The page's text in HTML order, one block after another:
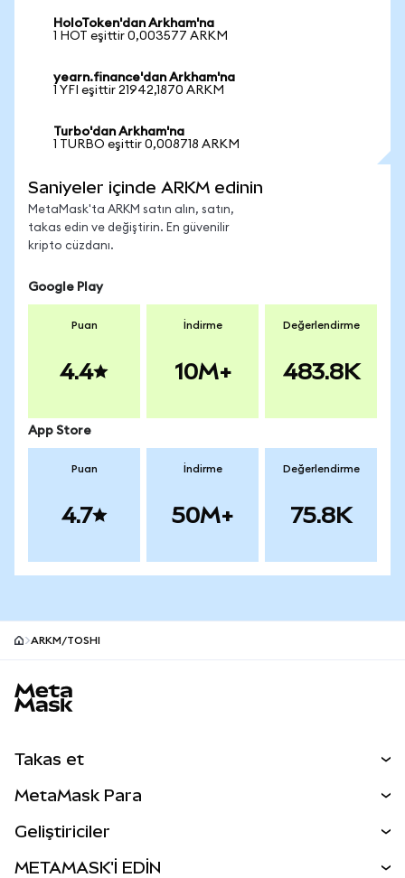
HoloToken'dan Arkham'na
1 HOT eşittir 0,003577 ARKM
yearn.finance'dan Arkham'na
1 YFI eşittir 21942,1870 ARKM
Turbo'dan Arkham'na
1 TURBO eşittir 0,008718 ARKM
Saniyeler içinde ARKM edinin
MetaMask'ta ARKM satın alın, satın,
takas edin ve değiştirin. En güvenilir
kripto cüzdanı.
Google Play
Puan
4.4
İndirme
10M+
Değerlendirme
483.8K
App Store
Puan
4.7
İndirme
50M+
Değerlendirme
75.8K
ARKM/TOSHI
Takas et
Perps
MetaMask Para
Geliştiriciler
METAMASK'İ EDİN